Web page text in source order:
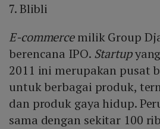
7. Blibli
E-commercemilik Group
berencana IPO. Startup
2011 ini merupakan pusat
untuk berbagai produk,
dan produk gaya hidup.
sama dengan sekitar 100